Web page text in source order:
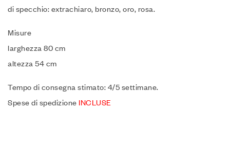
di specchio: extrachiaro, bronzo, oro, rosa.
Misure
larghezza 80 cm
altezza 54 cm
Tempo di consegna stimato: 4/5 settimane.
Spese di spedizione INCLUSE